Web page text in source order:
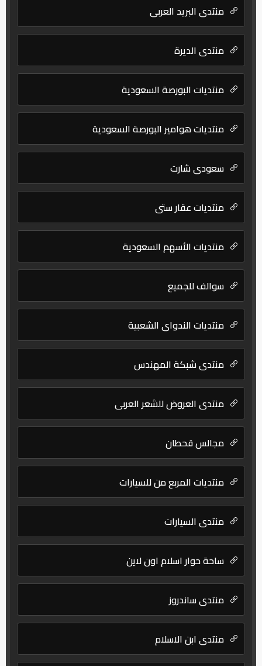
منتدى البريد العربي
منتدى الديرة
منتديات البورصة السعودية
منتديات هوامير البورصة السعودية
سعودي شارت
منتديات عقار ستي
منتديات الأسهم السعودية
سوالف للجميع
منتديات الندواي الشعبية
منتدى شبكة المهندس
منتدي العروض للشعر العربي
مجالس قحطان
منتديات المربع من للسيارات
منتدى السيارات
ساحة حوار اسلام اون لاين
منتدى ساندروز
منتدي ابن الاسلام